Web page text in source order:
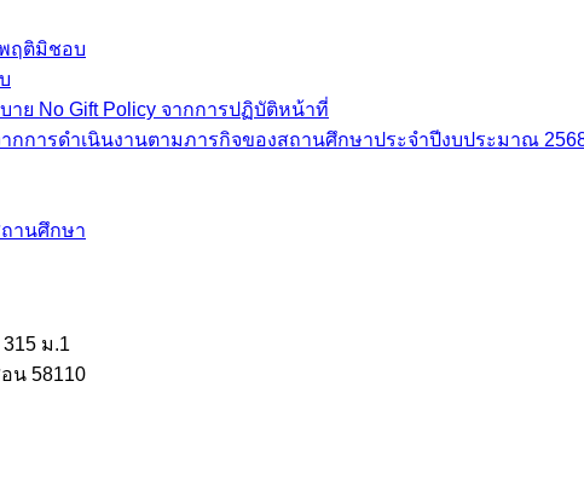
ฤติมิชอบ
ย No Gift Policy จากการปฏิบัติหน้าที่
กการดำเนินงานตามภารกิจของสถานศึกษาประจำปีงบประมาณ
านศึกษา
ม.1
น 58110